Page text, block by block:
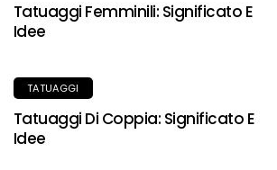
Tatuaggi Femminili: Significato E
Idee
TATUAGGI
Tatuaggi Di Coppia: Significato E
Idee